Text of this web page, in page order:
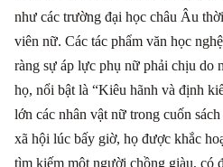
như các trường đại học châu Âu
viên nữ. Các tác phẩm văn học
ràng sự áp lực phụ nữ phải chịu do
họ, nổi bật là “Kiêu hãnh và định
lớn các nhân vật nữ trong cuốn
xã hội lúc bấy giờ, họ được khắc
tìm kiếm một người chồng giàu, có